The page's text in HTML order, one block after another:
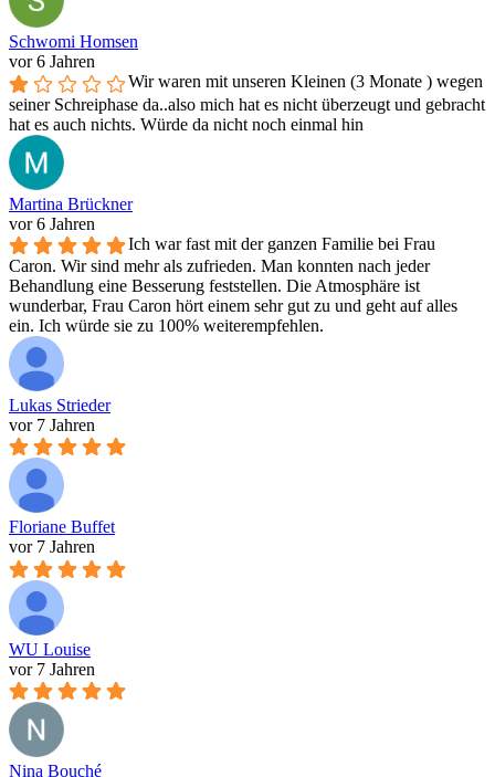
Schwomi Homsen
vor 6 Jahren
Wir waren mit unseren Kleinen (3 Monate ) wegen
seiner Schreiphase da..also mich hat es nicht überzeugt und gebracht
hat es auch nichts. Würde da nicht noch einmal hin
Martina Brückner
vor 6 Jahren
Ich war fast mit der ganzen Familie bei Frau
Caron. Wir sind mehr als zufrieden. Man konnten nach jeder
Behandlung eine Besserung feststellen. Die Atmosphäre ist
wunderbar, Frau Caron hört einem sehr gut zu und geht auf alles
ein. Ich würde sie zu 100% weiterempfehlen.
Lukas Strieder
vor 7 Jahren
Floriane Buffet
vor 7 Jahren
WU Louise
vor 7 Jahren
Nina Bouché